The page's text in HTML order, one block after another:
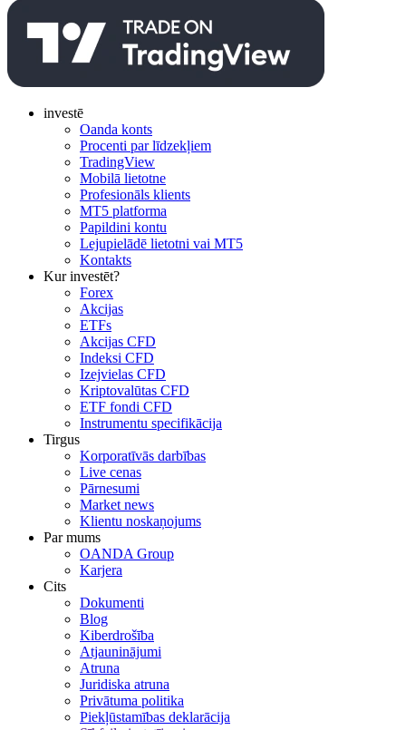
investē
Oanda konts
Procenti par līdzekļiem
TradingView
Mobilā lietotne
Profesionāls klients
MT5 platforma
Papildini kontu
Lejupielādē lietotni vai MT5
Kontakts
Kur investēt?
Forex
Akcijas
ETFs
Akcijas CFD
Indeksi CFD
Izejvielas CFD
Kriptovalūtas CFD
ETF fondi CFD
Instrumentu specifikācija
Tirgus
Korporatīvās darbības
Live cenas
Pārnesumi
Market news
Klientu noskaņojums
Par mums
OANDA Group
Karjera
Cits
Dokumenti
Blog
Kiberdrošība
Atjauninājumi
Atruna
Juridiska atruna
Privātuma politika
Piekļūstamības deklarācija